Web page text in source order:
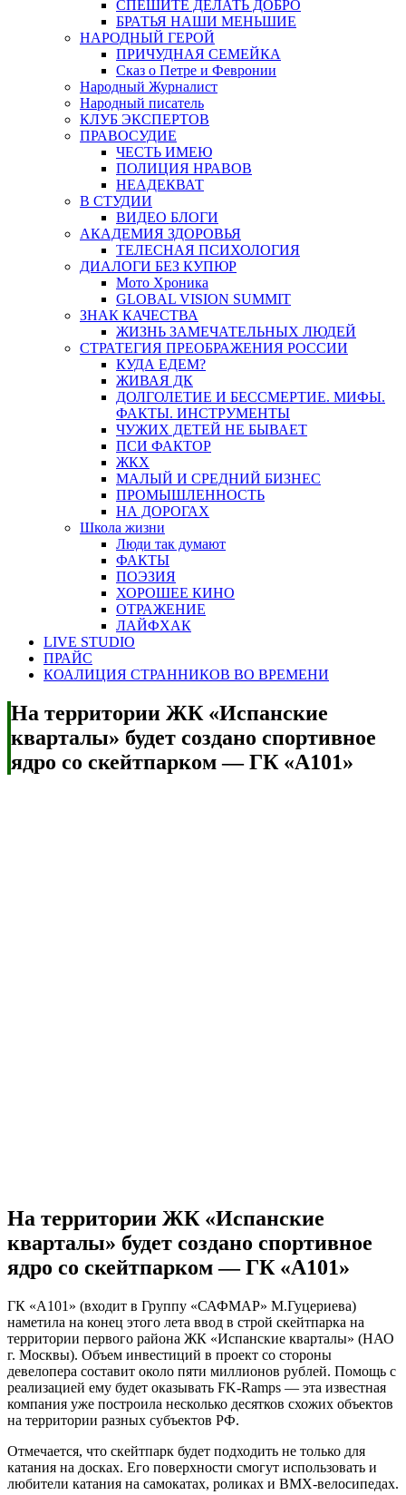
СПЕШИТЕ ДЕЛАТЬ ДОБРО
БРАТЬЯ НАШИ МЕНЬШИЕ
НАРОДНЫЙ ГЕРОЙ
ПРИЧУДНАЯ СЕМЕЙКА
Сказ о Петре и Февронии
Народный Журналист
Народный писатель
КЛУБ ЭКСПЕРТОВ
ПРАВОСУДИЕ
ЧЕСТЬ ИМЕЮ
ПОЛИЦИЯ НРАВОВ
НЕАДЕКВАТ
В СТУДИИ
ВИДЕО БЛОГИ
АКАДЕМИЯ ЗДОРОВЬЯ
ТЕЛЕСНАЯ ПСИХОЛОГИЯ
ДИАЛОГИ БЕЗ КУПЮР
Мото Хроника
GLOBAL VISION SUMMIT
ЗНАК КАЧЕСТВА
ЖИЗНЬ ЗАМЕЧАТЕЛЬНЫХ ЛЮДЕЙ
СТРАТЕГИЯ ПРЕОБРАЖЕНИЯ РОССИИ
КУДА ЕДЕМ?
ЖИВАЯ ДК
ДОЛГОЛЕТИЕ И БЕССМЕРТИЕ. МИФЫ.
ФАКТЫ. ИНСТРУМЕНТЫ
ЧУЖИХ ДЕТЕЙ НЕ БЫВАЕТ
ПСИ ФАКТОР
ЖКХ
МАЛЫЙ И СРЕДНИЙ БИЗНЕС
ПРОМЫШЛЕННОСТЬ
НА ДОРОГАХ
Школа жизни
Люди так думают
ФАКТЫ
ПОЭЗИЯ
ХОРОШЕЕ КИНО
ОТРАЖЕНИЕ
ЛАЙФХАК
LIVE STUDIO
ПРАЙС
КОАЛИЦИЯ СТРАННИКОВ ВО ВРЕМЕНИ
На территории ЖК «Испанские
кварталы» будет создано спортивное
ядро со скейтпарком — ГК «А101»
На территории ЖК «Испанские
кварталы» будет создано спортивное
ядро со скейтпарком — ГК «А101»
ГК «А101» (входит в Группу «САФМАР» М.Гуцериева)
наметила на конец этого лета ввод в строй скейтпарка на
территории первого района ЖК «Испанские кварталы» (НАО
г. Москвы). Объем инвестиций в проект со стороны
девелопера составит около пяти миллионов рублей. Помощь с
реализацией ему будет оказывать FK-Ramps — эта известная
компания уже построила несколько десятков схожих объектов
на территории разных субъектов РФ.
Отмечается, что скейтпарк будет подходить не только для
катания на досках. Его поверхности смогут использовать и
любители катания на самокатах, роликах и BMX-велосипедах.